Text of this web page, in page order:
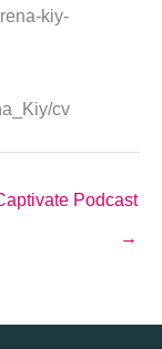
kiy-
cv
Podcast
→